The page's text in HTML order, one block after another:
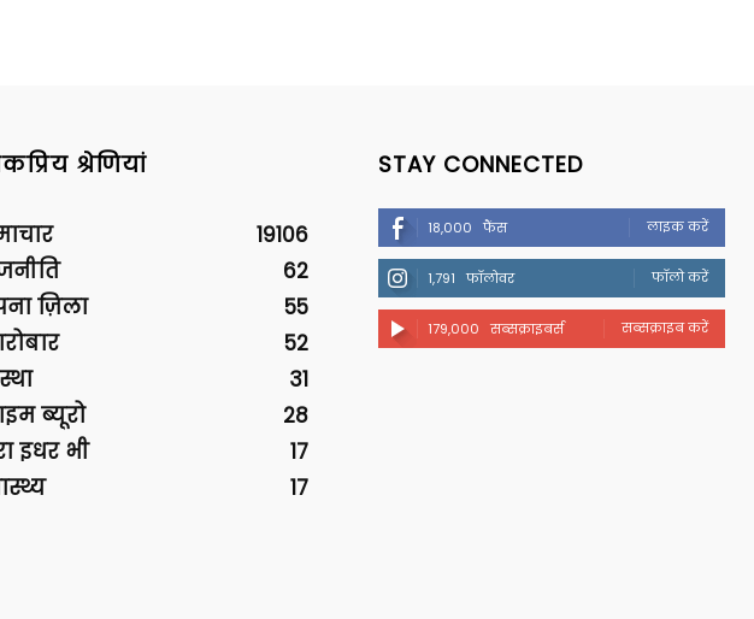
श्रेणियां
19106
62
ज़िला
55
52
31
ब्यूरो
28
इधर भी
17
17
STAY CONNECTED
18,000 फैंस लाइक करें
1,791 फॉलोवर फॉलो करें
179,000 सब्सक्राइबर्स सब्सक्राइब करें